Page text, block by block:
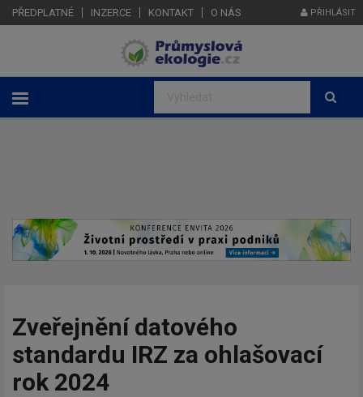
PŘEDPLATNÉ INZERCE KONTAKT O NÁS PŘIHLÁSIT
Zveřejnění datového
standardu IRZ za ohlašovací
rok 2024